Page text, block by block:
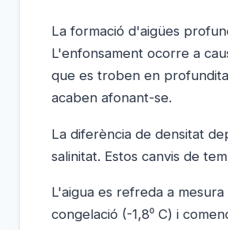
La formació d'aigües
L'enfonsament ocorre a
que es troben en
acaben afonant-se.
La diferència de densitat
salinitat. Estos canvis de
L'aigua es refreda a
congelació (-1,8⁰ C) i